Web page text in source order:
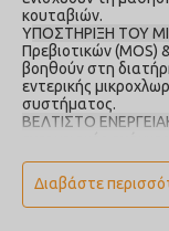
κουταβιών.
ΥΠΟΣΤΗΡΙΞΗ ΤΟΥ
Πρεβιοτικών (MOS)
βοηθούν στη
εντερικής
συστήματος.
ΒΕΛΤΙΣΤΟ
Σύνθεση:
καλαμπόκι,
Διαβάστε